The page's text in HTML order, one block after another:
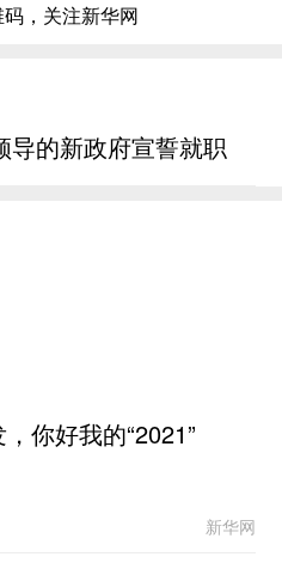
，关注新华网
导的新政府宣誓就职
你好我的“2021”
新华网